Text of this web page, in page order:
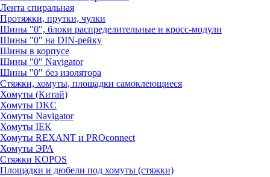
Лента спиральная
Протяжки, прутки, чулки
Шины "0", блоки распределительные и кросс-модули
Шины "0" на DIN-рейку
Шины в корпусе
Шины "0" Navigator
Шины "0" без изолятора
Стяжки, хомуты, площадки самоклеющиеся
Хомуты (Китай)
Хомуты DKC
Хомуты Navigator
Хомуты IEK
Хомуты REXANT и PROconnect
Хомуты ЭРА
Стяжки KOPOS
Площадки и дюбели под хомуты (стяжки)